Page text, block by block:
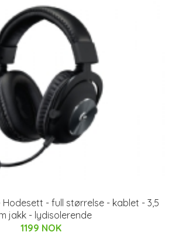
Hodesett - full størrelse - kablet - 3,5
jakk - lydisolerende
1199 NOK